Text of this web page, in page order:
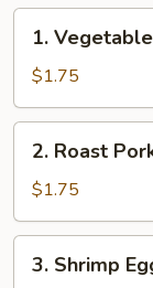
海
Vegetable
Roll
菜
卷
1.
$1.75
Roast
Pork
Egg
Roll
(1)
2. Roast
$1.75
Shrimp
3. Shrimp